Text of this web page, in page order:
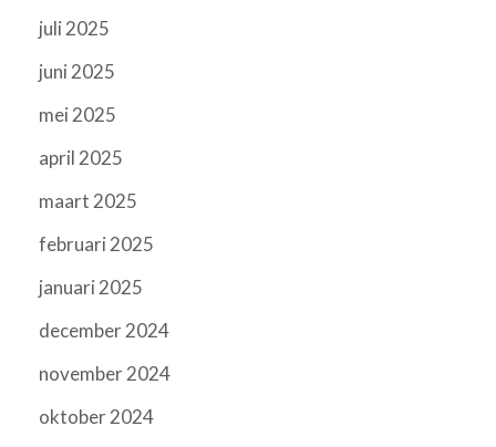
juli 2025
juni 2025
mei 2025
april 2025
maart 2025
februari 2025
januari 2025
december 2024
november 2024
oktober 2024